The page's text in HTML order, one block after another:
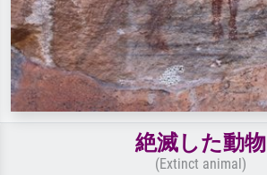
絶滅した動物
(Extinct animal)